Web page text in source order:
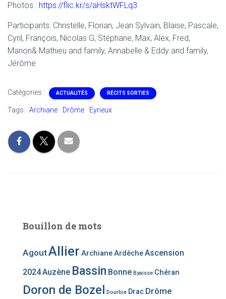
Photos : https://flic.kr/s/aHsktWFLq3
Participants: Christelle, Florian, Jean Sylvain, Blaise, Pascale,
Cyril, François, Nicolas G, Stéphane, Max, Alex, Fred,
Marion& Mathieu and family, Annabelle & Eddy and family,
Jérôme
Catégories : ACTUALITÉS RÉCITS SORTIES
Tags: Archiane Drôme Eyrieux
Bouillon de mots
AgoutAllier ArchianeArdècheAscension
2024Auzène Bassin Bonne Byaisse Chéran
Doron de Bozel Dourbie Drac Drôme